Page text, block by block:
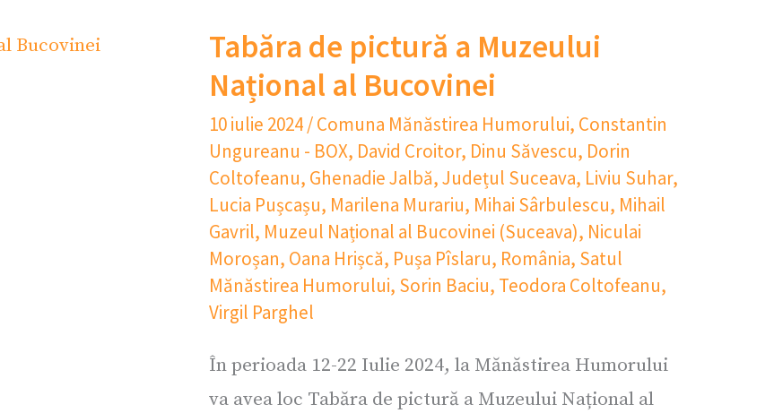
Tabăra de pictură a Muzeului
Național al Bucovinei
10 iulie 2024/Comuna Mănăstirea Humorului, Constantin
Ungureanu - BOX, David Croitor, Dinu Săvescu, Dorin
Coltofeanu, Ghenadie Jalbă,Județul Suceava, Liviu Suhar,
Lucia Pușcașu, Marilena Murariu, Mihai Sârbulescu, Mihail
Gavril, Muzeul Național al Bucovinei (Suceava), Niculai
Moroșan, Oana Hrișcă, Pușa Pîslaru, România, Satul
Mănăstirea Humorului, Sorin Baciu, Teodora Coltofeanu,
Virgil Parghel
În perioada 12-22 Iulie 2024, la Mănăstirea Humorului
va avea loc Tabăra de pictură a Muzeului Național al